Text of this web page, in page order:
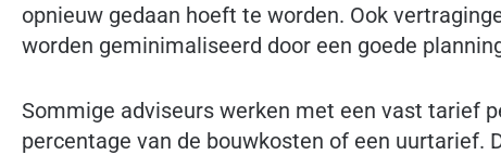
opnieuw gedaan hoeft te worden. Ook
worden geminimaliseerd door een goede
Sommige adviseurs werken met een vast tarief
percentage van de bouwkosten of een uurtarief.